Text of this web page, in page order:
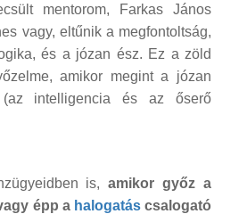
mentorom, Farkas János
vagy, eltűnik a megfontoltság,
és a józan ész. Ez a zöld
amikor megint a józan
intelligencia és az őserő
is,amikor győz a
épp a halogatáscsalogató